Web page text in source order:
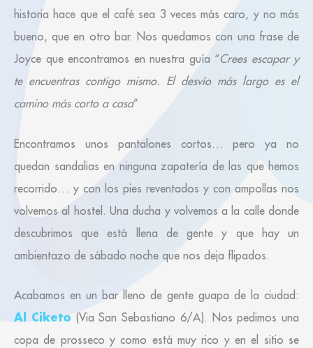
historia hace que el café sea 3 veces más caro, y no más
bueno, que en otro bar. Nos quedamos con una frase de
Joyce que encontramos en nuestra guía “Crees escapar y
te encuentras contigo mismo. El desvío más largo es el
camino más corto a casa”
Encontramos unos pantalones cortos… pero ya no
quedan sandalias en ninguna zapatería de las que hemos
recorrido… y con los pies reventados y con ampollas nos
volvemos al hostel. Una ducha y volvemos a la calle donde
descubrimos que está llena de gente y que hay un
ambientazo de sábado noche que nos deja flipados.
Acabamos en un bar lleno de gente guapa de la ciudad:
Al Ciketo (Via San Sebastiano 6/A). Nos pedimos una
copa de prosseco y como está muy rico y en el sitio se